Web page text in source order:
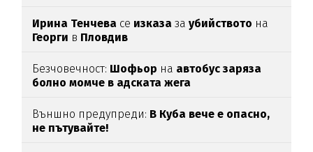
Ирина Тенчева се изказазаубийството на
Георги в Пловдив
Безчовечност: Шофьор на автобус заряза
болно момче в адската жега
Външно предупреди: В Куба вече е опасно,
не пътувайте!